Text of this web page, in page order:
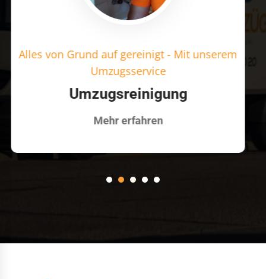
Wir lagern Ihr Gut sicher auf - Ihre
Zügelfirma
Lagerung
Mehr erfahren